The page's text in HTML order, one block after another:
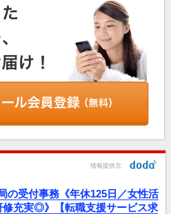
情報提供元
の受付事務《年休125日／女性活
充実◎》【転職支援サービス求